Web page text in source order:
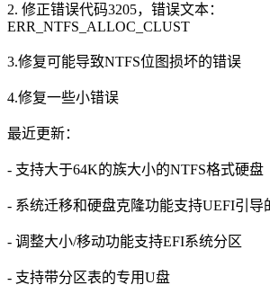
2. 修正错误代码3205，错误文本：
ERR_NTFS_ALLOC_CLUST
3.修复可能导致NTFS位图损坏的错误
4.修复一些小错误
最近更新：
- 支持大于64K的族大小的NTFS格式硬盘
- 系统迁移和硬盘克隆功能支持UEFI引导
- 调整大小/移动功能支持EFI系统分区
- 支持带分区表的专用U盘